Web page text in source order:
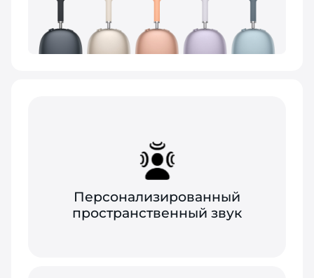
Персонализированный
пространственный звук